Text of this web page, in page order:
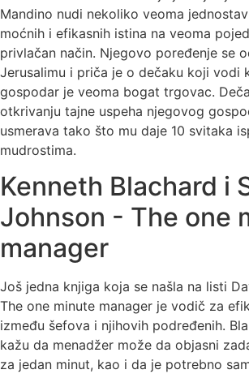
Mandino nudi nekoliko veoma
moćnih i efikasnih istina na veoma
privlačan način. Njegovo poređenje se
Jerusalimu i priča je o dečaku koji vodi
gospodar je veoma bogat trgovac.
otkrivanju tajne uspeha njegovog
usmerava tako što mu daje 10 svitaka
mudrostima.
Kenneth Blachard i
Johnson - The one
manager
Još jedna knjiga koja se našla na listi
The one minute manager je vodič za
između šefova i njihovih podređenih.
kažu da menadžer može da objasni
za jedan minut, kao i da je potrebno